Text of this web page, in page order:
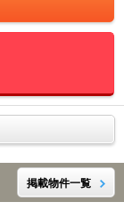
掲載物件一覧